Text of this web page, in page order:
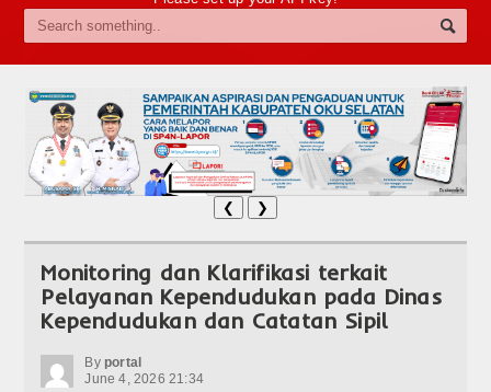
❮ ❯
Monitoring dan Klarifikasi terkait
Pelayanan Kependudukan pada Dinas
Kependudukan dan Catatan Sipil
By portal
June 4, 2026 21:34